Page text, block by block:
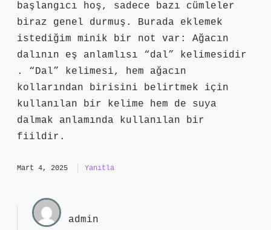
başlangıcı hoş, sadece bazı cümleler
biraz genel durmuş. Burada eklemek
istediğim minik bir not var: Ağacın
dalının eş anlamlısı “dal” kelimesidir
. “Dal” kelimesi, hem ağacın
kollarından birisini belirtmek için
kullanılan bir kelime hem de suya
dalmak anlamında kullanılan bir
fiildir.
Mart 4, 2025 Yanıtla
admin